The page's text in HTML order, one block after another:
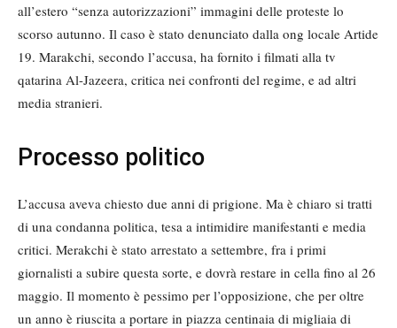
all’estero “senza autorizzazioni” immagini delle proteste lo
scorso autunno. Il caso è stato denunciato dalla ong locale Artide
19. Marakchi, secondo l’accusa, ha fornito i filmati alla tv
qatarina Al-Jazeera, critica nei confronti del regime, e ad altri
media stranieri.
Processo politico
L’accusa aveva chiesto due anni di prigione. Ma è chiaro si tratti
di una condanna politica, tesa a intimidire manifestanti e media
critici. Merakchi è stato arrestato a settembre, fra i primi
giornalisti a subire questa sorte, e dovrà restare in cella fino al 26
maggio. Il momento è pessimo per l’opposizione, che per oltre
un anno è riuscita a portare in piazza centinaia di migliaia di